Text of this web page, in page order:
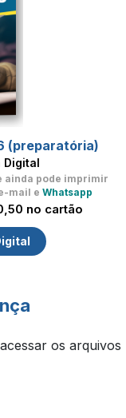
(preparatória)
Digital
ainda pode imprimir
mail e Whatsapp
no cartão
os arquivos